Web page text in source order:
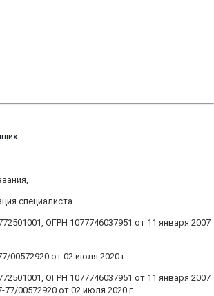
специалиста
ОГРН 1077746037951 от 11 января 2007
00572920 от 02 июля 2020 г.
ОГРН 1077746037951 от 11 января 2007
77/00572920 от 02 июля 2020 г.